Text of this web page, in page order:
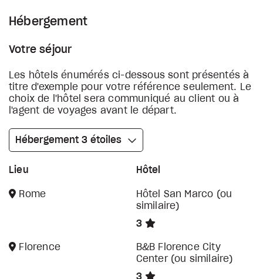
Hébergement
Votre séjour
Les hôtels énumérés ci-dessous sont présentés à
titre d'exemple pour votre référence seulement. Le
choix de l'hôtel sera communiqué au client ou à
l'agent de voyages avant le départ.
Hébergement 3 étoiles
Lieu Hôtel
Rome
Hôtel San Marco (ou
similaire)
3
Florence
B&B Florence City
Center (ou similaire)
3